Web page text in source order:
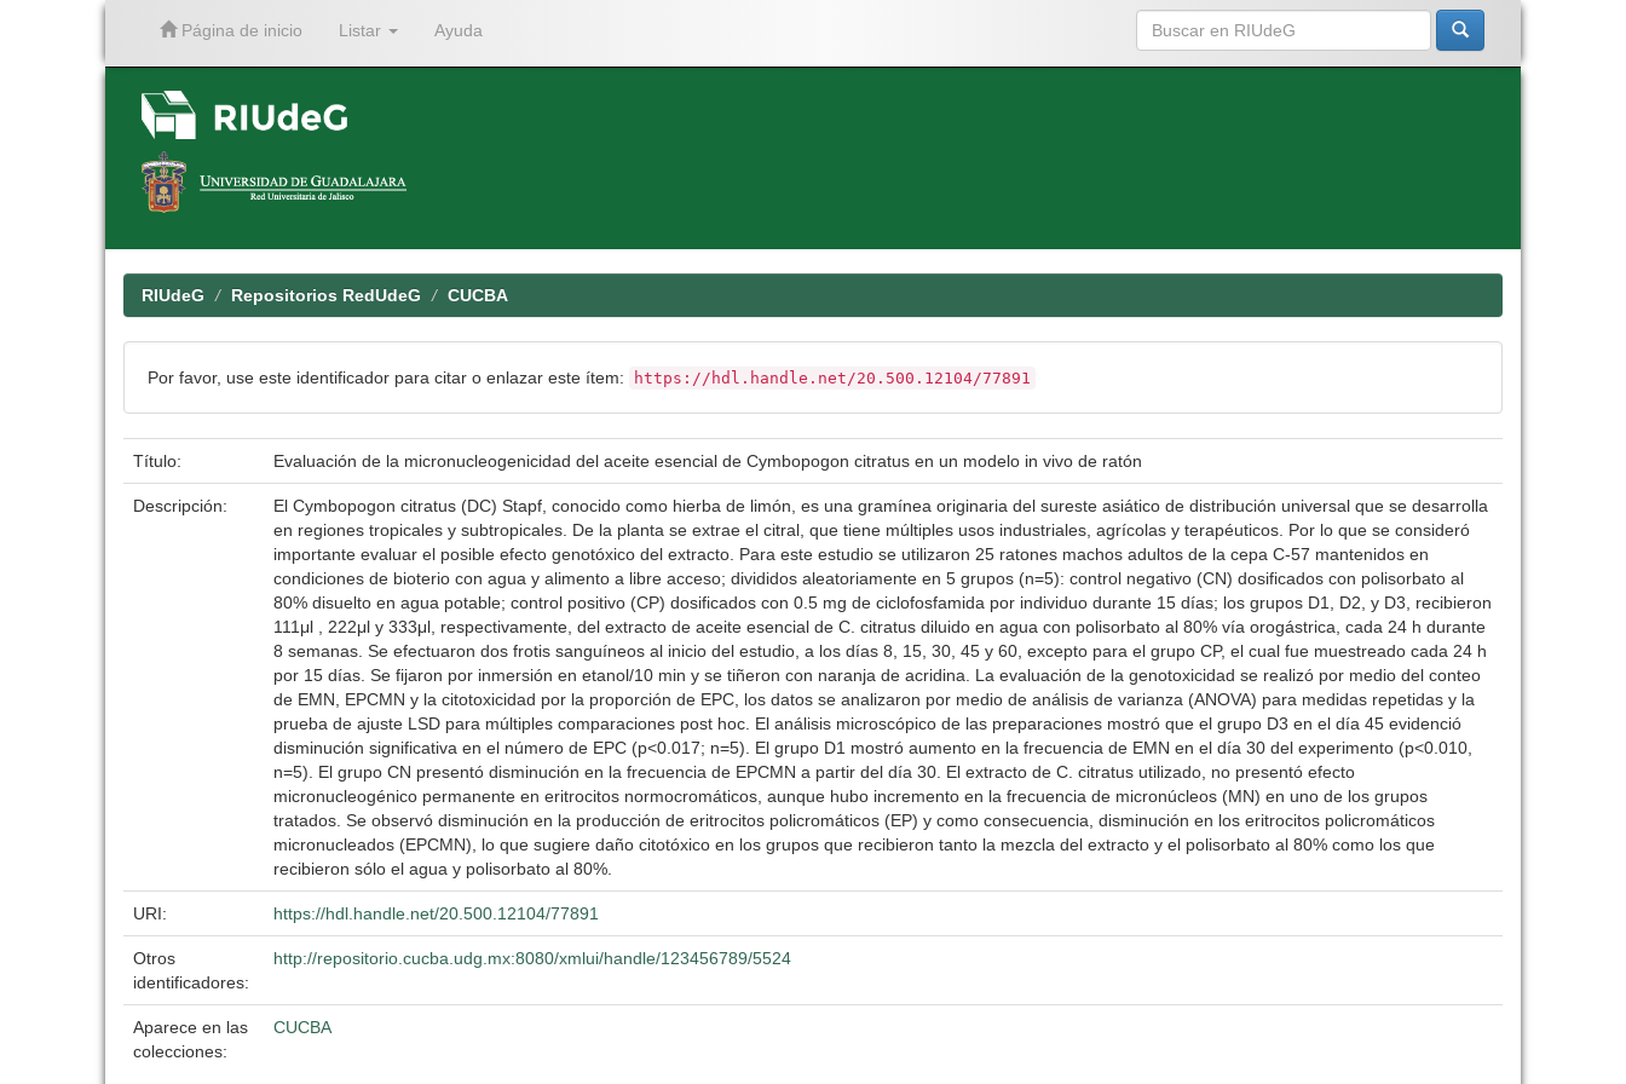
Página de inicio Listar Ayuda
RIUdeG Repositorios RedUdeG CUCBA
Por favor, use este identificador para citar o enlazar este ítem: https://hdl.handle.net/20.500.12104/77891
Título: Evaluación de la micronucleogenicidad del aceite esencial de Cymbopogon citratus en un modelo in vivo de ratón
Descripción:
El Cymbopogon citratus (DC) Stapf, conocido como hierba de limón, es una gramínea originaria del sureste asiático de distribución universal que se desarrolla
en regiones tropicales y subtropicales. De la planta se extrae el citral, que tiene múltiples usos industriales, agrícolas y terapéuticos. Por lo que se consideró
importante evaluar el posible efecto genotóxico del extracto. Para este estudio se utilizaron 25 ratones machos adultos de la cepa C-57 mantenidos en
condiciones de bioterio con agua y alimento a libre acceso; divididos aleatoriamente en 5 grupos (n=5): control negativo (CN) dosificados con polisorbato al
80% disuelto en agua potable; control positivo (CP) dosificados con 0.5 mg de ciclofosfamida por individuo durante 15 días; los grupos D1, D2, y D3, recibieron
111μl , 222μl y 333μl, respectivamente, del extracto de aceite esencial de C. citratus diluido en agua con polisorbato al 80% vía orogástrica, cada 24 h durante
8 semanas. Se efectuaron dos frotis sanguíneos al inicio del estudio, a los días 8, 15, 30, 45 y 60, excepto para el grupo CP, el cual fue muestreado cada 24 h
por 15 días. Se fijaron por inmersión en etanol/10 min y se tiñeron con naranja de acridina. La evaluación de la genotoxicidad se realizó por medio del conteo
de EMN, EPCMN y la citotoxicidad por la proporción de EPC, los datos se analizaron por medio de análisis de varianza (ANOVA) para medidas repetidas y la
prueba de ajuste LSD para múltiples comparaciones post hoc. El análisis microscópico de las preparaciones mostró que el grupo D3 en el día 45 evidenció
disminución significativa en el número de EPC (p<0.017; n=5). El grupo D1 mostró aumento en la frecuencia de EMN en el día 30 del experimento (p<0.010,
n=5). El grupo CN presentó disminución en la frecuencia de EPCMN a partir del día 30. El extracto de C. citratus utilizado, no presentó efecto
micronucleogénico permanente en eritrocitos normocromáticos, aunque hubo incremento en la frecuencia de micronúcleos (MN) en uno de los grupos
tratados. Se observó disminución en la producción de eritrocitos policromáticos (EP) y como consecuencia, disminución en los eritrocitos policromáticos
micronucleados (EPCMN), lo que sugiere daño citotóxico en los grupos que recibieron tanto la mezcla del extracto y el polisorbato al 80% como los que
recibieron sólo el agua y polisorbato al 80%.
URI: https://hdl.handle.net/20.500.12104/77891
Otros
identificadores:
http://repositorio.cucba.udg.mx:8080/xmlui/handle/123456789/5524
Aparece en las
colecciones:
CUCBA